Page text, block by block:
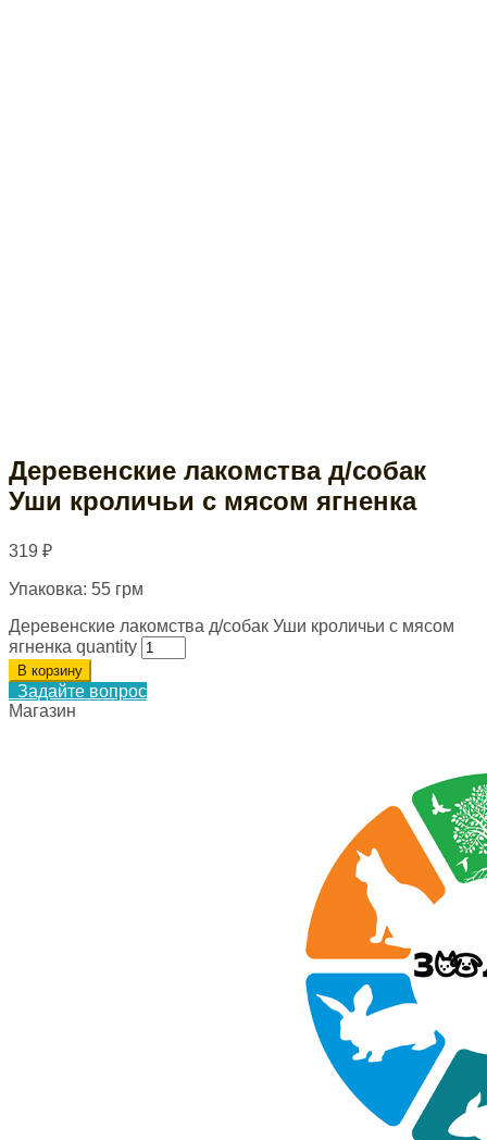
Деревенские лакомства д/собак
Уши кроличьи с мясом ягненка
319 ₽
Упаковка: 55 грм
Деревенские лакомства д/собак Уши кроличьи с мясом
ягненка quantity
В корзину
Задайте вопрос
Магазин